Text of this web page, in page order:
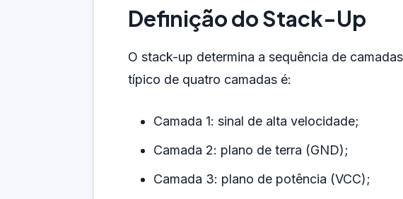
Definição do Stack-Up
O stack-up determina a sequência de
típico de quatro camadas é:
Camada 1: sinal de alta velocidade;
Camada 2: plano de terra (GND);
Camada 3: plano de potência (VCC);